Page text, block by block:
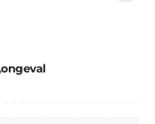
ongeval